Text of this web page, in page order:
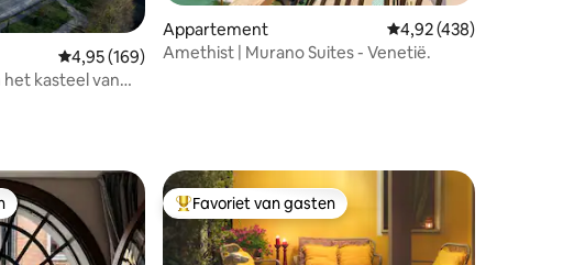
809 recensies
Gemiddelde beoordeling van 4,95 op 5, 169 recensies
4,95 (169)
kasteel van
Appartement Gemiddelde
4,92 (438)
Amethist | Murano Suites - Venetië.
Topfavoriet van gasten
Favoriet van gasten